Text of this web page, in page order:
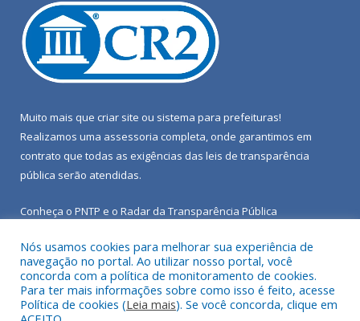
Muito mais que criar site ou sistema para prefeituras!
Realizamos uma assessoria completa, onde garantimos em
contrato que todas as exigências das leis de transparência
pública serão atendidas.
Conheça o PNTP e o Radar da Transparência Pública
Todos os direitos reservados a Câmara Municipal de Porto de
Moz.
Nós usamos cookies para melhorar sua experiência de
navegação no portal. Ao utilizar nosso portal, você
concorda com a política de monitoramento de cookies.
Para ter mais informações sobre como isso é feito, acesse
Política de cookies (Leia mais). Se você concorda, clique em